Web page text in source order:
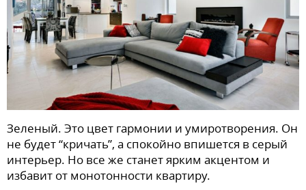
Зеленый. Это цвет гармонии и умиротворения. Он
не будет “кричать”, а спокойно впишется в серый
интерьер. Но все же станет ярким акцентом и
избавит от монотонности квартиру.